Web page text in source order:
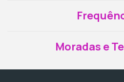
Moradas e